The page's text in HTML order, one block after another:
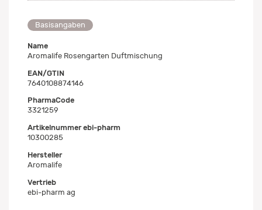
Basisangaben
Name
Aromalife Rosengarten Duftmischung
EAN/GTIN
7640108874146
PharmaCode
3321259
Artikelnummer ebi-pharm
10300285
Hersteller
Aromalife
Vertrieb
ebi-pharm ag